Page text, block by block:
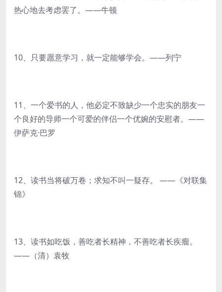
热心地去考虑罢了。——牛顿
10、只要愿意学习，就一定能够学会。——列宁
11、一个爱书的人，他必定不致缺少一个忠实的朋友一
个良好的导师一个可爱的伴侣一个优婉的安慰者。——
伊萨克·巴罗
12、读书当将破万卷；求知不叫一疑存。 ——《对联集
锦》
13、读书如吃饭，善吃者长精神，不善吃者长疾瘤。
——（清）袁牧